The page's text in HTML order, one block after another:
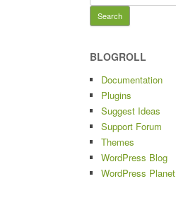
for:
BLOGROLL
Documentation
Plugins
Suggest Ideas
Support Forum
Themes
WordPress Blog
WordPress Planet